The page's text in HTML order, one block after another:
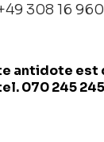
308 16
antidote est
070 245